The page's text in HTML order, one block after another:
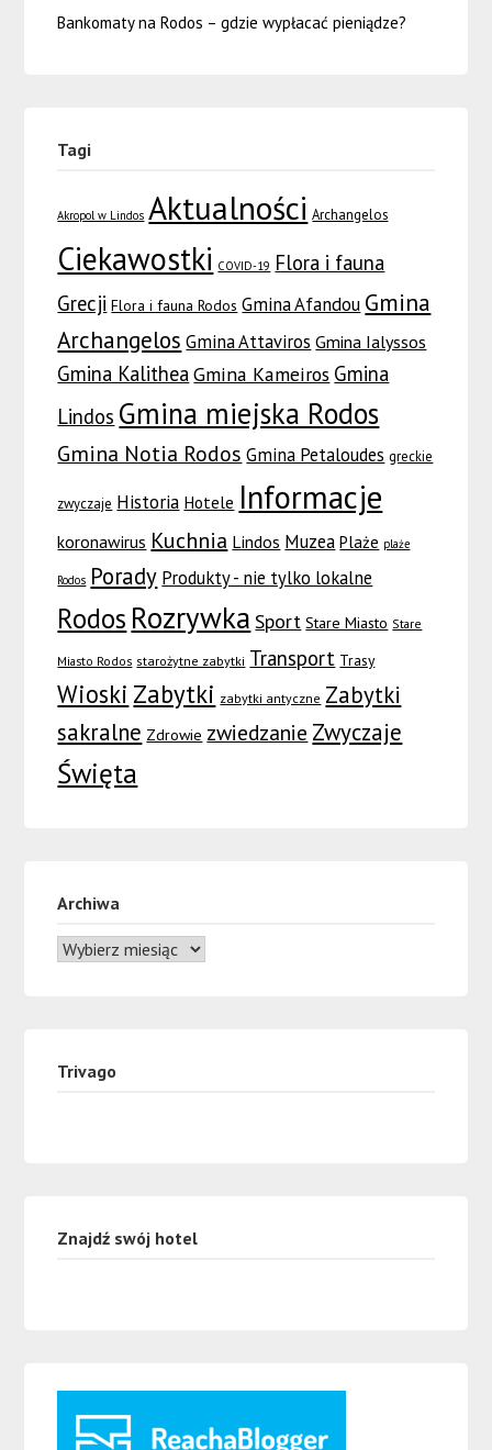
Bankomaty na Rodos – gdzie wypłacać pieniądze?
Tagi
Akropol w Lindos Aktualności Archangelos
Ciekawostki COVID-19 Flora i fauna
Grecji Flora i fauna Rodos Gmina Afandou Gmina
Archangelos Gmina Attaviros Gmina Ialyssos
Gmina KalitheaGmina Kameiros Gmina
Lindos Gmina miejska Rodos
Gmina Notia Rodos Gmina Petaloudes greckie
zwyczaje Historia Hotele Informacje
koronawirus Kuchnia Lindos Muzea Plaże plaże
Rodos Porady Produkty - nie tylko lokalne
Rodos Rozrywka Sport Stare Miasto Stare
Miasto Rodos starożytne zabytki Transport Trasy
Wioski Zabytki zabytki antyczne Zabytki
sakralne Zdrowie zwiedzanie Zwyczaje
Święta
Archiwa
Trivago
Znajdź swój hotel